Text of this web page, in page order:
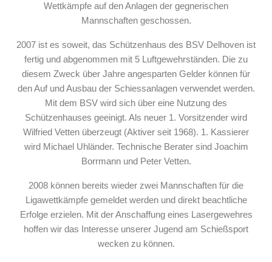
Wettkämpfe auf den Anlagen der gegnerischen
Mannschaften geschossen.
2007 ist es soweit, das Schützenhaus des BSV Delhoven ist
fertig und abgenommen mit 5 Luftgewehrständen. Die zu
diesem Zweck über Jahre angesparten Gelder können für
den Auf und Ausbau der Schiessanlagen verwendet werden.
Mit dem BSV wird sich über eine Nutzung des
Schützenhauses geeinigt. Als neuer 1. Vorsitzender wird
Wilfried Vetten überzeugt (Aktiver seit 1968). 1. Kassierer
wird Michael Uhländer. Technische Berater sind Joachim
Borrmann und Peter Vetten.
2008 können bereits wieder zwei Mannschaften für die
Ligawettkämpfe gemeldet werden und direkt beachtliche
Erfolge erzielen. Mit der Anschaffung eines Lasergewehres
hoffen wir das Interesse unserer Jugend am Schießsport
wecken zu können.